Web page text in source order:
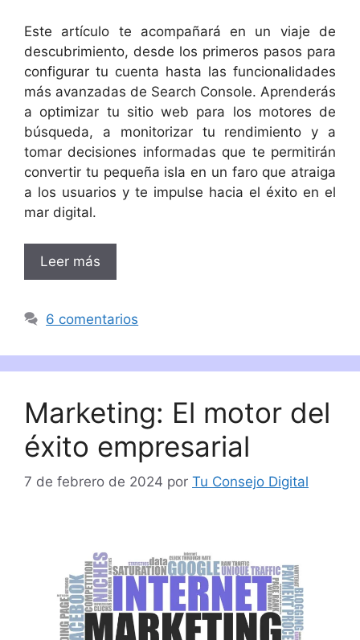
Este artículo te acompañará en un viaje de
descubrimiento, desde los primeros pasos para
configurar tu cuenta hasta las funcionalidades
más avanzadas de Search Console. Aprenderás
a optimizar tu sitio web para los motores de
búsqueda, a monitorizar tu rendimiento y a
tomar decisiones informadas que te permitirán
convertir tu pequeña isla en un faro que atraiga
a los usuarios y te impulse hacia el éxito en el
mar digital.
Leer más
6 comentarios
Marketing: El motor del
éxito empresarial
7 de febrero de 2024 por Tu Consejo Digital